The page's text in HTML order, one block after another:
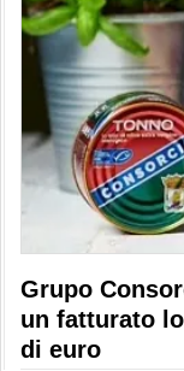
Grupo
un fatturato
di euro